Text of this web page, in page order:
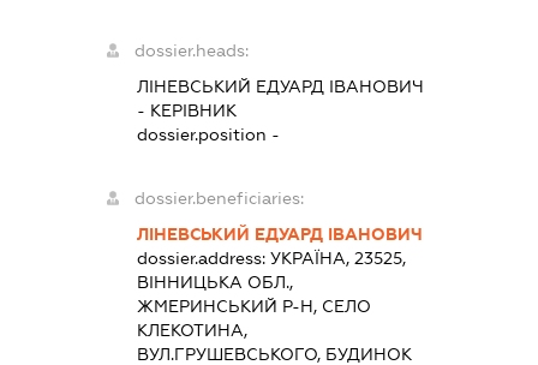
dossier.heads:
ЛІНЕВСЬКИЙ ЕДУАРД ІВАНОВИЧ
- КЕРІВНИК
dossier.position -
dossier.beneficiaries:
ЛІНЕВСЬКИЙ ЕДУАРД ІВАНОВИЧ
dossier.address: УКРАЇНА, 23525,
ВІННИЦЬКА ОБЛ.,
ЖМЕРИНСЬКИЙ Р-Н, СЕЛО
КЛЕКОТИНА,
ВУЛ.ГРУШЕВСЬКОГО, БУДИНОК